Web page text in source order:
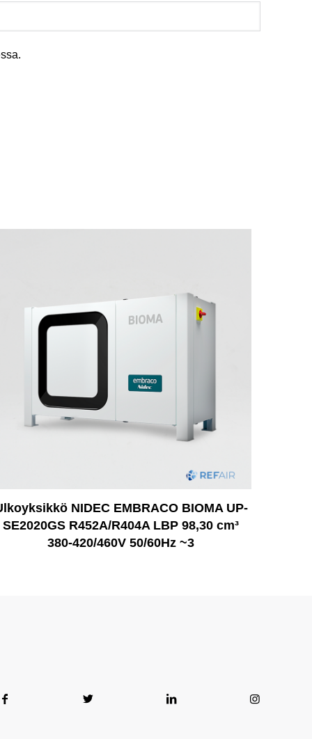
NIDEC EMBRACO BIOMA UP-
SE2020GS R452A/R404A LBP 98,30 cm³
380-420/460V 50/60Hz ~3